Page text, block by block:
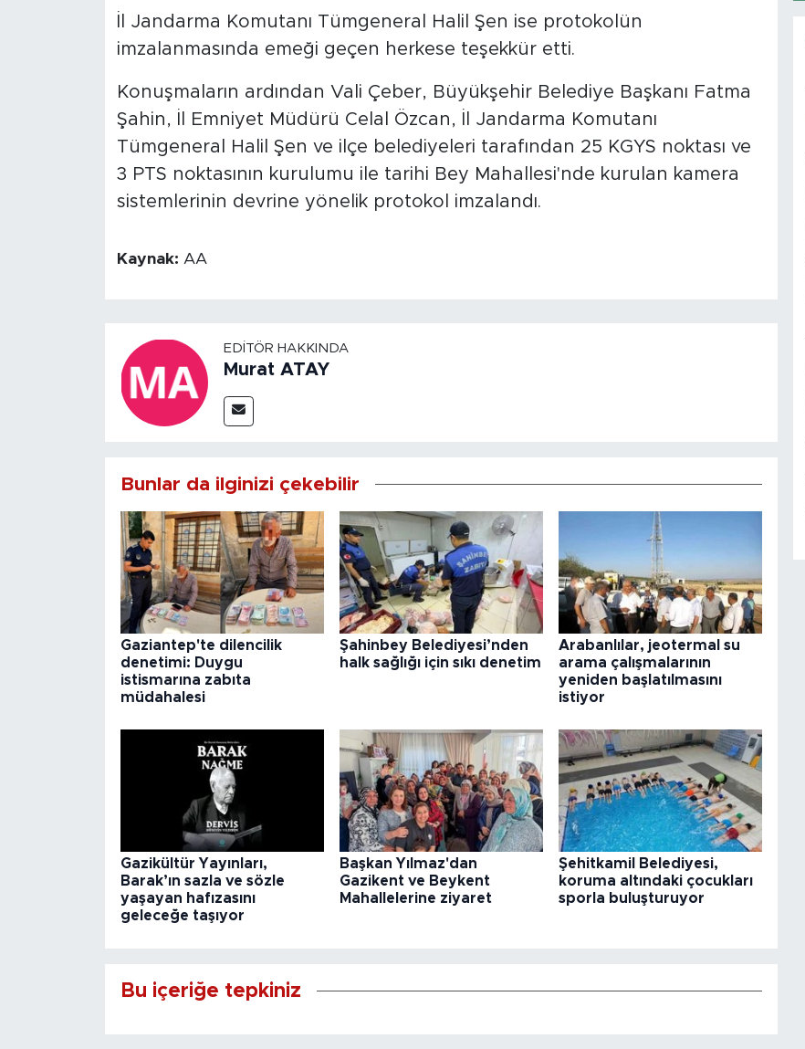
İl Jandarma Komutanı Tümgeneral Halil Şen ise protokolün
imzalanmasında emeği geçen herkese teşekkür etti.
Konuşmaların ardından Vali Çeber, Büyükşehir Belediye Başkanı Fatma
Şahin, İl Emniyet Müdürü Celal Özcan, İl Jandarma Komutanı
Tümgeneral Halil Şen ve ilçe belediyeleri tarafından 25 KGYS noktası ve
3 PTS noktasının kurulumu ile tarihi Bey Mahallesi'nde kurulan kamera
sistemlerinin devrine yönelik protokol imzalandı.
Kaynak: AA
EDITÖR HAKKINDA
Murat ATAY
Bunlar da ilginizi çekebilir
Gaziantep'te dilencilik
denetimi: Duygu
istismarına zabıta
müdahalesi
Şahinbey Belediyesi’nden
halk sağlığı için sıkı denetim
Arabanlılar, jeotermal su
arama çalışmalarının
yeniden başlatılmasını
istiyor
Gazikültür Yayınları,
Barak’ın sazla ve sözle
yaşayan hafızasını
geleceğe taşıyor
Başkan Yılmaz'dan
Gazikent ve Beykent
Mahallelerine ziyaret
Şehitkamil Belediyesi,
koruma altındaki çocukları
sporla buluşturuyor
Bu içeriğe tepkiniz